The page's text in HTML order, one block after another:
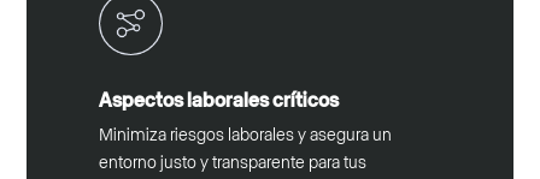
Aspectos laborales críticos
Minimiza riesgos laborales y asegura un
entorno justo y transparente para tus